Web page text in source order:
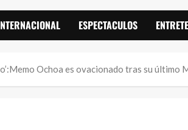
ESPECTACULOS
Ochoa es ovacionado tras su último